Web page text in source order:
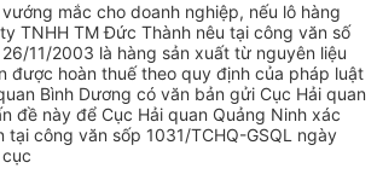
mắc cho doanh nghiệp, nếu lô hàng
TNHH TM Đức Thành nêu tại công văn số
11/2003 là hàng sản xuất từ nguyên liệu
được hoàn thuế theo quy định của pháp luật
Bình Dương có văn bản gửi Cục Hải quan
đề này để Cục Hải quan Quảng Ninh xác
tại công văn sốp 1031/TCHQ-GSQL ngày